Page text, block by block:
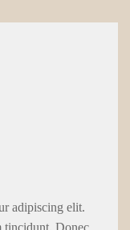
adipiscing elit.